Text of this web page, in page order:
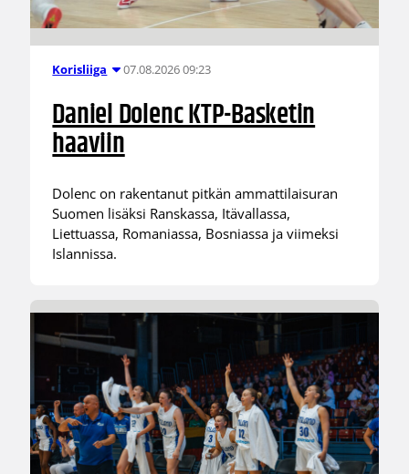
Korisliiga 07.08.2026 09:23
Daniel Dolenc KTP-Basketin
haaviin
Dolenc on rakentanut pitkän ammattilaisuran
Suomen lisäksi Ranskassa, Itävallassa,
Liettuassa, Romaniassa, Bosniassa ja viimeksi
Islannissa.